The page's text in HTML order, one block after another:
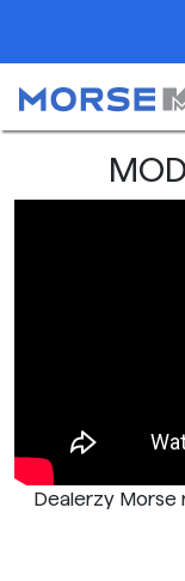
Dealerzy Morse